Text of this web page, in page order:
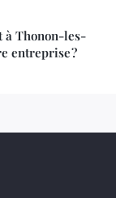
à Thonon-les-
entreprise ?